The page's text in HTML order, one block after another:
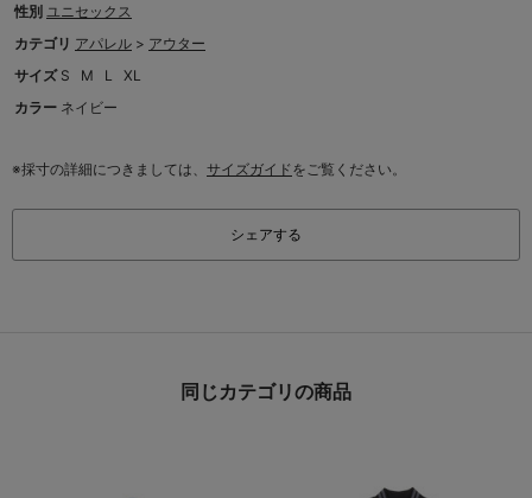
性別 ユニセックス
カテゴリ アパレル > アウター
サイズ S M L
XL
カラー ネイビー
※採寸の詳細につきましては、 サイズガイドをご覧ください。
シェアする
同じカテゴリの商品